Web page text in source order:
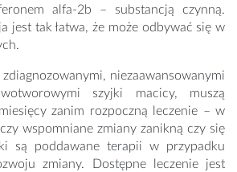
alfa-2b – substancją czynną.
jest tak łatwa, że może odbywać się w
niezaawansowanymi
szyjki macicy, muszą
zanim rozpoczną leczenie – w
wspomniane zmiany zanikną czy się
są poddawane terapii w przypadku
zmiany. Dostępne leczenie jest